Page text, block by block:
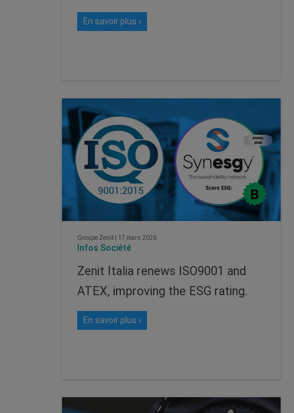
En savoir plus ›
Groupe Zenit 17 mars 2026
Infos Société
Zenit Italia renews ISO9001 and
ATEX, improving the ESG rating.
En savoir plus ›